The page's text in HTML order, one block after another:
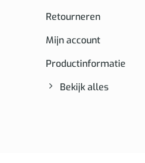
Retourneren
Mijn account
Productinformatie
Bekijk alles